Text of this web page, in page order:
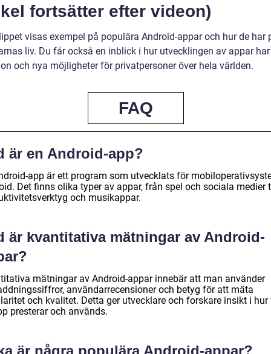
fortsätter efter videon)
visas exempel på populära Android-appar och hur de har
liv. Du får också en inblick i hur utvecklingen av appar
och nya möjligheter för privatpersoner över hela världen.
FAQ
är en Android-app?
app är ett program som utvecklats för
Det finns olika typer av appar, från spel och sociala medier
och musikappar.
är kvantitativa mätningar av Android-
mätningar av Android-appar innebär att man använder
användarrecensioner och betyg för att mäta
och kvalitet. Detta ger utvecklare och forskare insikt i hur
presterar och används.